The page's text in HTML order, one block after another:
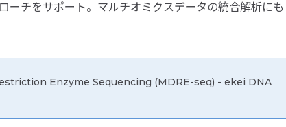
ーチをサポート。マルチオミクスデータの統合解析にも
Enzyme Sequencing (MDRE-seq) - ekei DNA